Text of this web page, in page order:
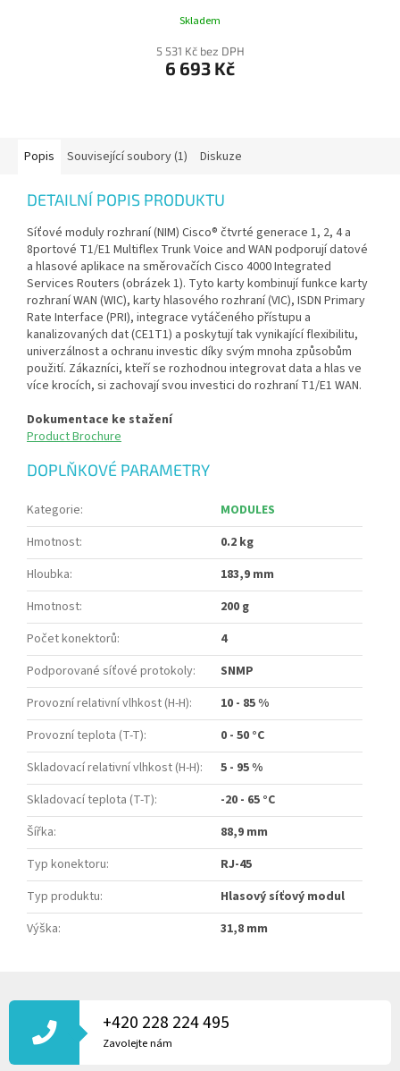
Skladem
5 531 Kč bez DPH
6 693 Kč
Popis Související soubory (1) Diskuze
DETAILNÍ POPIS PRODUKTU
Síťové moduly rozhraní (NIM) Cisco® čtvrté generace 1, 2, 4 a
8portové T1/E1 Multiflex Trunk Voice and WAN podporují datové
a hlasové aplikace na směrovačích Cisco 4000 Integrated
Services Routers (obrázek 1). Tyto karty kombinují funkce karty
rozhraní WAN (WIC), karty hlasového rozhraní (VIC), ISDN Primary
Rate Interface (PRI), integrace vytáčeného přístupu a
kanalizovaných dat (CE1T1) a poskytují tak vynikající flexibilitu,
univerzálnost a ochranu investic díky svým mnoha způsobům
použití. Zákazníci, kteří se rozhodnou integrovat data a hlas ve
více krocích, si zachovají svou investici do rozhraní T1/E1 WAN.
Dokumentace ke stažení
Product Brochure
DOPLŇKOVÉ PARAMETRY
Kategorie:
MODULES
Hmotnost:
0.2 kg
Hloubka:
183,9 mm
Hmotnost:
200 g
Počet konektorů:
4
Podporované síťové protokoly:
SNMP
Provozní relativní vlhkost (H-H):
10 - 85 %
Provozní teplota (T-T):
0 - 50 °C
Skladovací relativní vlhkost (H-H):
5 - 95 %
Skladovací teplota (T-T):
-20 - 65 °C
Šířka:
88,9 mm
Typ konektoru:
RJ-45
Typ produktu:
Hlasový síťový modul
Výška: 31,8 mm
Á
T
+420 228 224 495
Zavolejte nám